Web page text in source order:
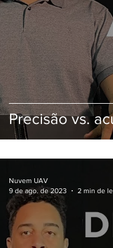
Precisão vs.
Nuvem UAV
9 de ago. de 2023
2 min de